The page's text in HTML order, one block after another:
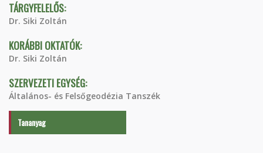
TÁRGYFELELŐS:
Dr. Siki Zoltán
KORÁBBI OKTATÓK:
Dr. Siki Zoltán
SZERVEZETI EGYSÉG:
Általános- és Felsőgeodézia Tanszék
Tananyag